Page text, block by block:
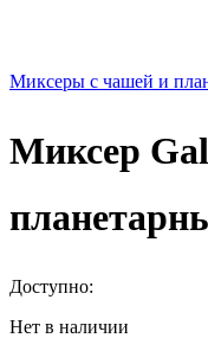
Миксеры с чашей и
Миксер
Доступно:
Нет в наличии